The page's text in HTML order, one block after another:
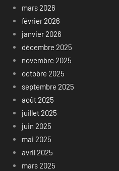
mars 2026
février 2026
janvier 2026
décembre 2025
novembre 2025
octobre 2025
septembre 2025
août 2025
juillet 2025
juin 2025
mai 2025
avril 2025
mars 2025